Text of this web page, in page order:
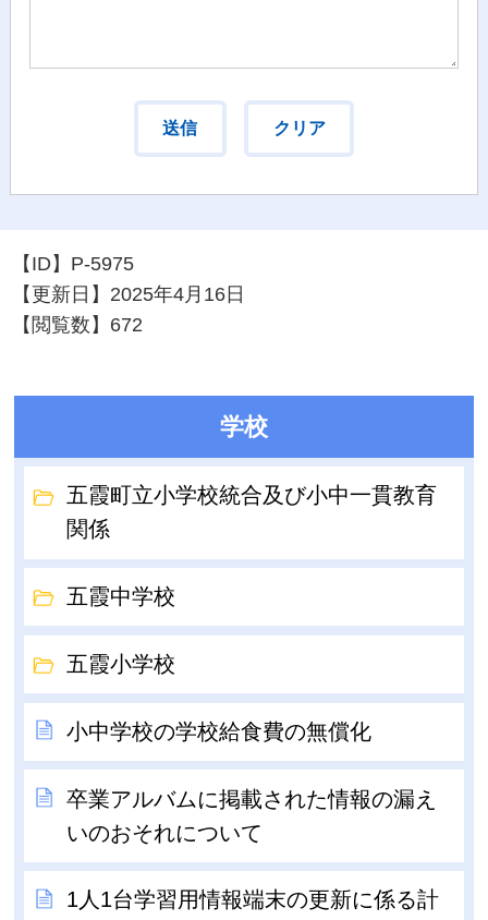
【ID】 P-5975
【更新日】 2025年4月16日
【閲覧数】 672
学校
五霞町立小学校統合及び小中一貫教育
関係
五霞中学校
五霞小学校
小中学校の学校給食費の無償化
卒業アルバムに掲載された情報の漏え
いのおそれについて
1人1台学習用情報端末の更新に係る計